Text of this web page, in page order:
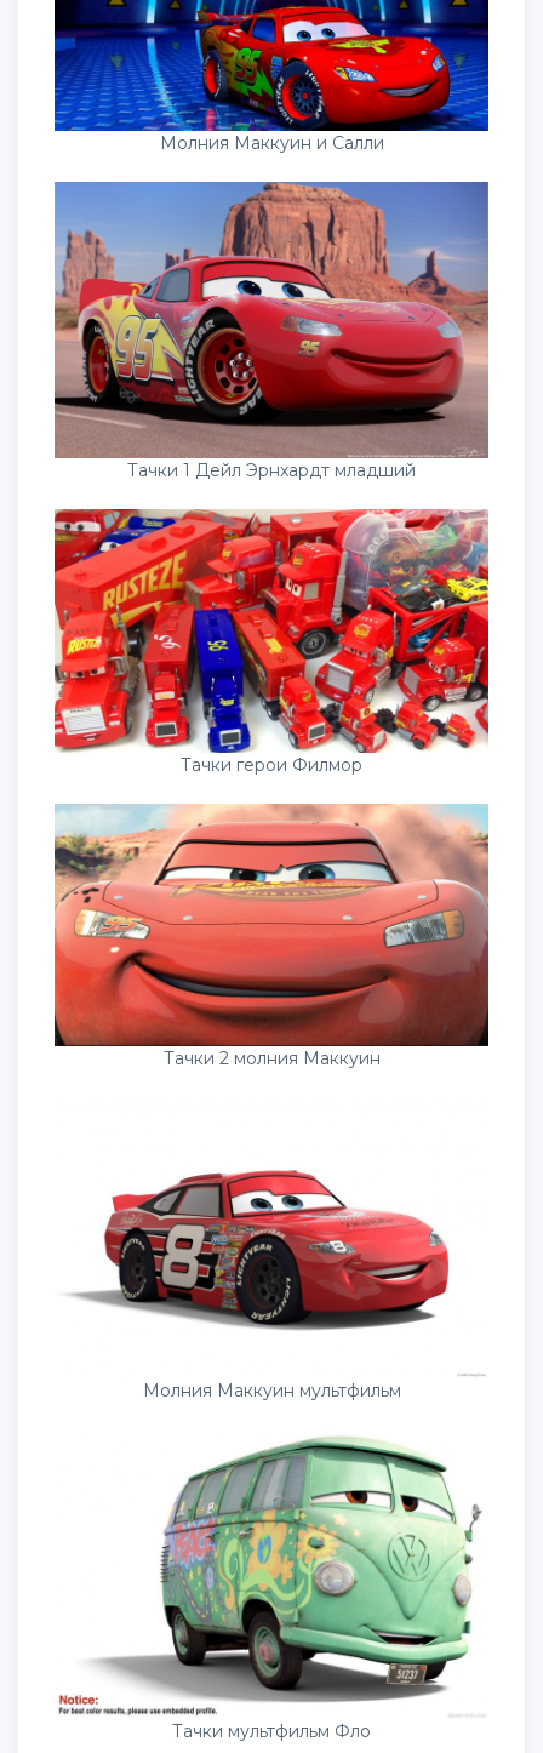
Молния Маккуин и Салли
Тачки 1 Дейл Эрнхардт младший
Тачки герои Филмор
Тачки 2 молния Маккуин
Молния Маккуин мультфильм
Тачки мультфильм Фло